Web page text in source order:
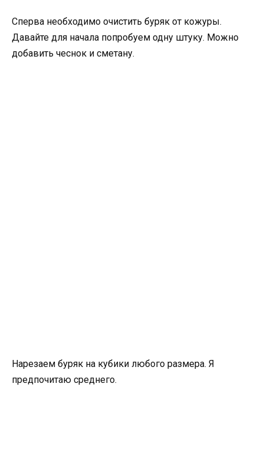
Сперва необходимо очистить буряк от кожуры.
Давайте для начала попробуем одну штуку. Можно
добавить чеснок и сметану.
Нарезаем буряк на кубики любого размера. Я
предпочитаю среднего.